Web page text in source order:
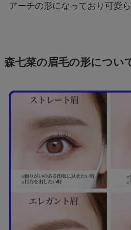
アーチの形になっており可愛ら
森七菜の眉毛の形につい